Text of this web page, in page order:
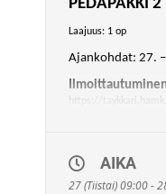
PEDAPAKKI 2
Laajuus: 1 op
Ajankohdat: 27.
https://
Ohjeita
• Käytä
AIKA
27 (Tiistai) 09:00 -